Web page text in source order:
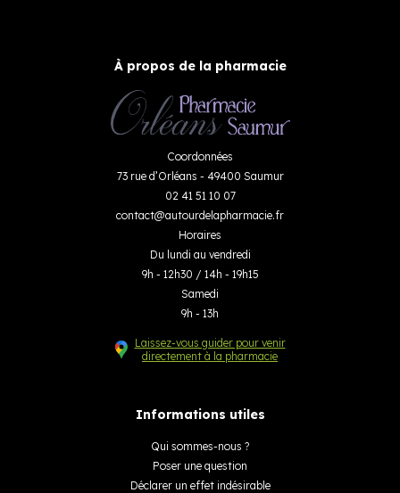
À propos de la pharmacie
Coordonnées
73 rue d’Orléans - 49400 Saumur
02 41 51 10 07
contact@autourdelapharmacie.fr
Horaires
Du lundi au vendredi
9h - 12h30 / 14h - 19h15
Samedi
9h - 13h
Laissez-vous guider pour venir
directement à la pharmacie
Informations utiles
Qui sommes-nous ?
Poser une question
Déclarer un effet indésirable